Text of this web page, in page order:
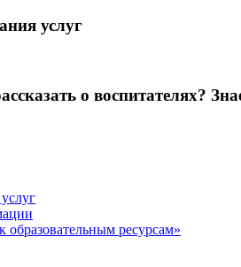
услуг
о воспитателях?
ресурсам»